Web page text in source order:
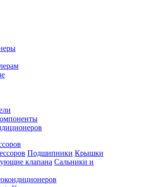
Подшипники Крышки
клапана Сальники и